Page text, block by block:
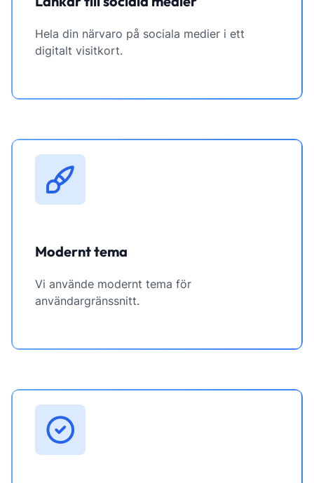
Hela din närvaro på sociala medier i ett
digitalt visitkort.
Modernt tema
Vi använde modernt tema för
användargränssnitt.